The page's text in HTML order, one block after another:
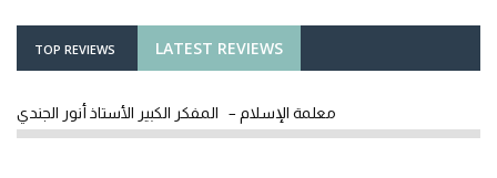
LATEST REVIEWS
TOP REVIEWS
معلمة الإسلام – المفكر الكبير الأستاذ أنور الجندي